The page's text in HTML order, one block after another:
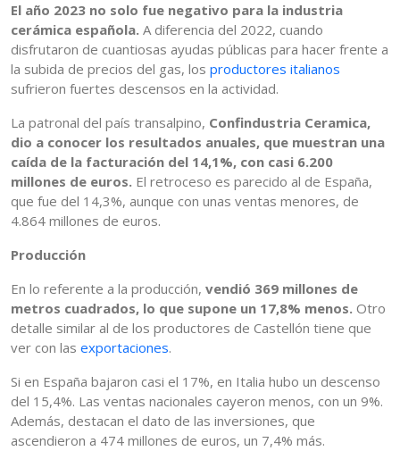
El año 2023 no solo fue negativo para la industria
cerámica española. A diferencia del 2022, cuando
disfrutaron de cuantiosas ayudas públicas para hacer frente a
la subida de precios del gas, los productores italianos
sufrieron fuertes descensos en la actividad.
La patronal del país transalpino, Confindustria Ceramica,
dio a conocer los resultados anuales, que muestran una
caída de la facturación del 14,1%, con casi 6.200
millones de euros. El retroceso es parecido al de España,
que fue del 14,3%, aunque con unas ventas menores, de
4.864 millones de euros.
Producción
En lo referente a la producción, vendió 369 millones de
metros cuadrados, lo que supone un 17,8% menos. Otro
detalle similar al de los productores de Castellón tiene que
ver con las exportaciones.
Si en España bajaron casi el 17%, en Italia hubo un descenso
del 15,4%. Las ventas nacionales cayeron menos, con un 9%.
Además, destacan el dato de las inversiones, que
ascendieron a 474 millones de euros, un 7,4% más.